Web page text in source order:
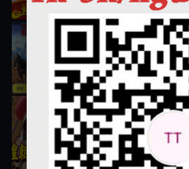
Hiệp Sĩ Vượt Thời
Hiệp Sĩ Vượt Thời Gian
16.1K lượt xem
Nỗ Nhĩ Cáp Xích
Phim 13 đời vua nhà
12.7K lượt xem